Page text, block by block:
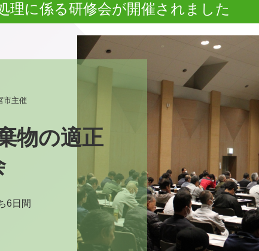
理に係る研修会が開催されました
市主催
物の適正
6日間